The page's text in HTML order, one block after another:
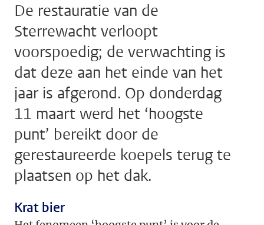
De restauratie van de
Sterrewacht verloopt
voorspoedig; de verwachting is
dat deze aan het einde van het
jaar is afgerond. Op donderdag
11 maart werd het ‘hoogste
punt’ bereikt door de
gerestaureerde koepels terug te
plaatsen op het dak.
Krat bier